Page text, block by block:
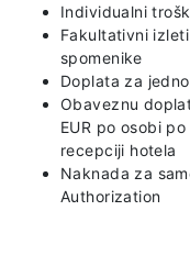
Individualni
Fakultativni
spomenike
Doplata za
Obaveznu
EUR po osobi
recepciji hotela
Naknada za
Authorization